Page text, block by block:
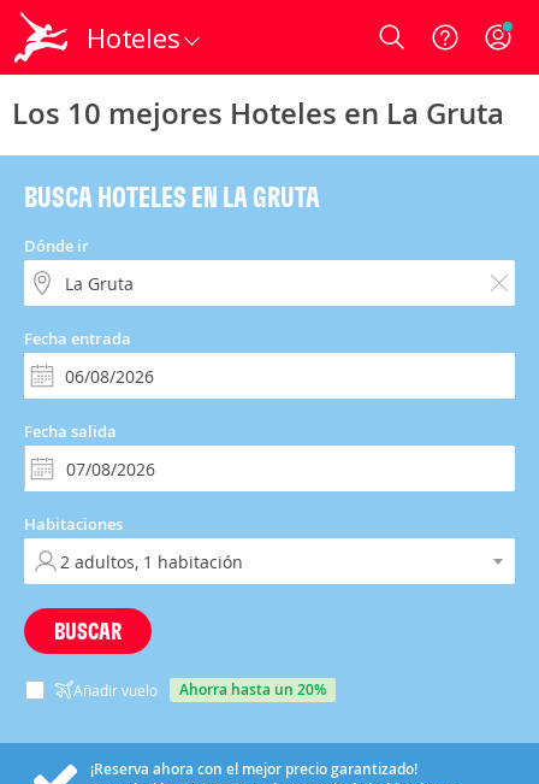
Hoteles Login
Los 10 mejores Hoteles en La Gruta
BUSCA HOTELES EN LA GRUTA
Dónde ir
Fecha entrada
Fecha salida
Habitaciones
BUSCAR
Añadir vuelo ahorra hasta un 20%
¡Reserva ahora con el mejor precio garantizado!